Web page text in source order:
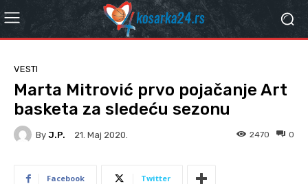
VESTI
Marta Mitrović prvo pojačanje Art
basketa za sledeću sezonu
By J.P. 21. Мај 2020. 0
2470
Facebook Twitter